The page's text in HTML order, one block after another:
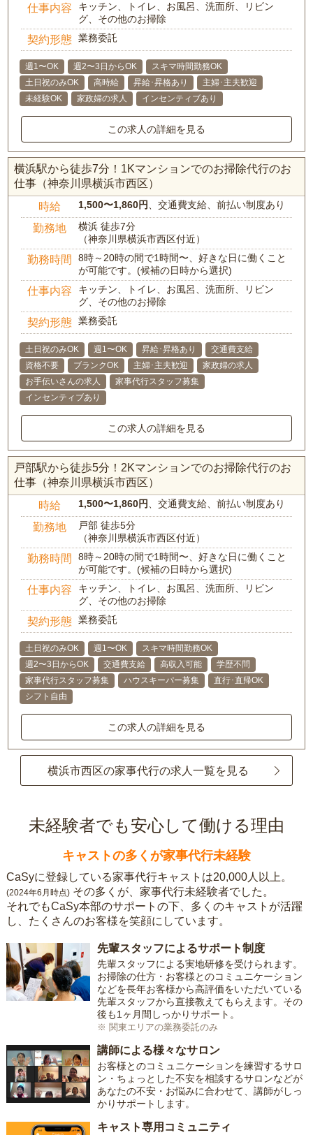
仕事内容
キッチン、トイレ、お風呂、洗面所、リビン
グ、その他のお掃除
契約形態 業務委託
週1〜OK 週2〜3日からOK
スキマ時間勤務OK
土日祝のみOK
高時給 昇給･昇格あり
主婦･主夫歓迎
未経験OK
家政婦の求人 インセンティブあり
この求人の詳細を見る
横浜駅から徒歩7分！1Kマンションでのお掃除代行のお
仕事（神奈川県横浜市西区）
時給 1,500〜1,860円 、交通費支給、前払い制度あり
勤務地
横浜 徒歩7分
（神奈川県横浜市西区付近）
勤務時間
8時～20時の間で1時間〜、好きな日に働くこと
が可能です。(候補の日時から選択)
仕事内容
キッチン、トイレ、お風呂、洗面所、リビン
グ、その他のお掃除
契約形態 業務委託
土日祝のみOK 週1〜OK 昇給･昇格あり
交通費支給
資格不要
ブランクOK 主婦･主夫歓迎
家政婦の求人
お手伝いさんの求人
家事代行スタッフ募集
インセンティブあり
この求人の詳細を見る
戸部駅から徒歩5分！2Kマンションでのお掃除代行のお
仕事（神奈川県横浜市西区）
時給 1,500〜1,860円 、交通費支給、前払い制度あり
勤務地
戸部 徒歩5分
（神奈川県横浜市西区付近）
勤務時間
8時～20時の間で1時間〜、好きな日に働くこと
が可能です。(候補の日時から選択)
仕事内容
キッチン、トイレ、お風呂、洗面所、リビン
グ、その他のお掃除
契約形態 業務委託
土日祝のみOK 週1〜OK
スキマ時間勤務OK
週2〜3日からOK
交通費支給 高収入可能
学歴不問
家事代行スタッフ募集
ハウスキーパー募集
直行･直帰OK
シフト自由
この求人の詳細を見る
横浜市西区の家事代行の求人一覧を見る
未経験者でも安心して働ける理由
キャストの多くが家事代行未経験
CaSyに登録している家事代行キャストは20,000人以上。
(2024年6月時点) その多くが、家事代行未経験者でした。
それでもCaSy本部のサポートの下、多くのキャストが活躍
し、たくさんのお客様を笑顔にしています。
先輩スタッフによるサポート制度
先輩スタッフによる実地研修を受けられます。
お掃除の仕方・お客様とのコミュニケーション
などを長年お客様から高評価をいただいている
先輩スタッフから直接教えてもらえます。その
後も1ヶ月間しっかりサポート。
※ 関東エリアの業務委託のみ
講師による様々なサロン
お客様とのコミュニケーションを練習するサロ
ン・ちょっとした不安を相談するサロンなどが
あなたの不安・お悩みに合わせて、講師がしっ
かりサポートします。
キャスト専用コミュニティ